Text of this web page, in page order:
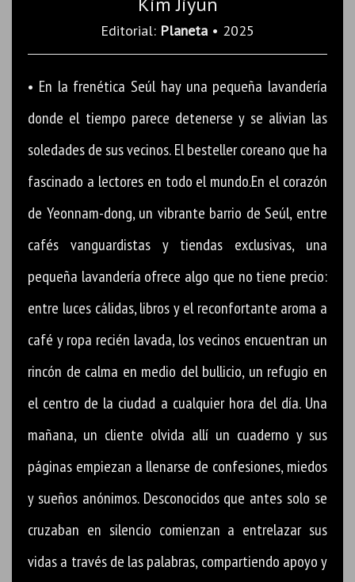
Editorial: Planeta • 2025
• En la frenética Seúl hay una pequeña lavandería
donde el tiempo parece detenerse y se alivian las
soledades de sus vecinos. El besteller coreano que ha
fascinado a lectores en todo el mundo.En el corazón
de Yeonnam-dong, un vibrante barrio de Seúl, entre
cafés vanguardistas y tiendas exclusivas, una
pequeña lavandería ofrece algo que no tiene precio:
entre luces cálidas, libros y el reconfortante aroma a
café y ropa recién lavada, los vecinos encuentran un
rincón de calma en medio del bullicio, un refugio en
el centro de la ciudad a cualquier hora del día. Una
mañana, un cliente olvida allí un cuaderno y sus
páginas empiezan a llenarse de confesiones, miedos
y sueños anónimos. Desconocidos que antes solo se
cruzaban en silencio comienzan a entrelazar sus
vidas a través de las palabras, compartiendo apoyo y